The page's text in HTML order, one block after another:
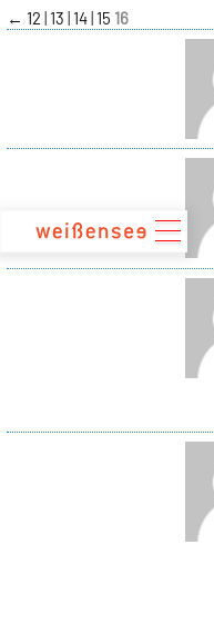
zum
Inhalt
← 12 13 14 15 16